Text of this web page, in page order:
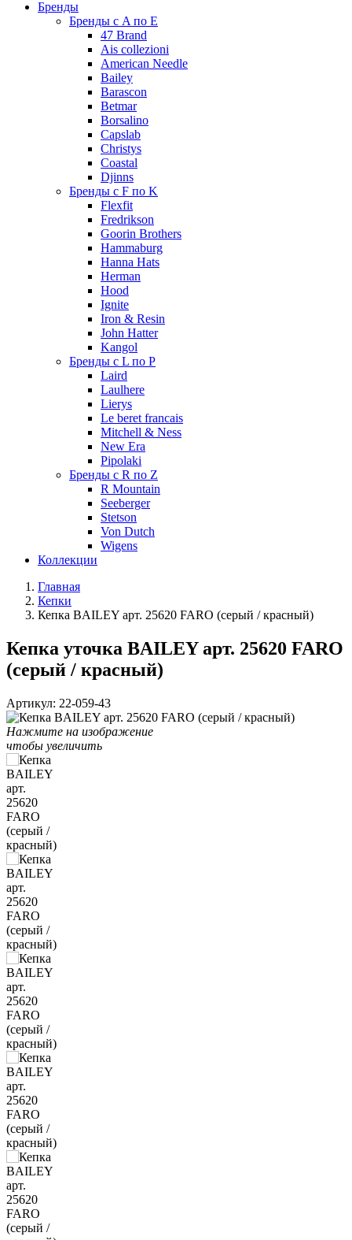
Бренды
Бренды с A по E
47 Brand
Ais collezioni
American Needle
Bailey
Barascon
Betmar
Borsalino
Capslab
Christys
Coastal
Djinns
Бренды с F по K
Flexfit
Fredrikson
Goorin Brothers
Hammaburg
Hanna Hats
Herman
Hood
Ignite
Iron & Resin
John Hatter
Kangol
Бренды с L по P
Laird
Laulhere
Lierys
Le beret francais
Mitchell & Ness
New Era
Pipolaki
Бренды с R по Z
R Mountain
Seeberger
Stetson
Von Dutch
Wigens
Коллекции
Главная
Кепки
Кепка BAILEY арт. 25620 FARO (серый / красный)
Кепка уточка BAILEY арт. 25620 FARO
(серый / красный)
Артикул: 22-059-43
Нажмите на изображение
чтобы увеличить